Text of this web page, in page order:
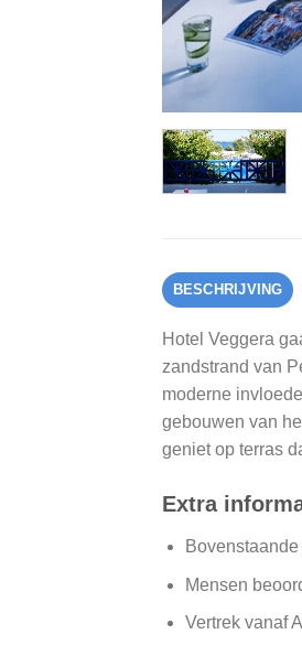
BESCHRIJVING
Hotel Veggera
zandstrand van
moderne
gebouwen van
geniet op terras
Extra
Mensen
Vertrek vanaf